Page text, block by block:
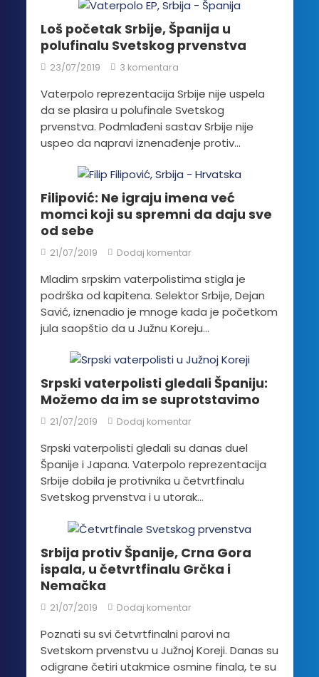
Loš početak Srbije, Španija u
polufinalu Svetskog prvenstva
23/07/2019 3 komentara
Vaterpolo reprezentacija Srbije nije uspela
da se plasira u polufinale Svetskog
prvenstva. Podmlađeni sastav Srbije nije
uspeo da napravi iznenađenje protiv...
Filipović: Ne igraju imena već
momci koji su spremni da daju sve
od sebe
21/07/2019 Dodaj komentar
Mladim srpskim vaterpolistima stigla je
podrška od kapitena. Selektor Srbije, Dejan
Savić, iznenadio je mnoge kada je početkom
jula saopštio da u Južnu Koreju...
Srpski vaterpolisti gledali Španiju:
Možemo da im se suprotstavimo
21/07/2019 Dodaj komentar
Srpski vaterpolisti gledali su danas duel
Španije i Japana. Vaterpolo reprezentacija
Srbije dobila je protivnika u četvrtfinalu
Svetskog prvenstva i u utorak...
Srbija protiv Španije, Crna Gora
ispala, u četvrtfinalu Grčka i
Nemačka
21/07/2019 Dodaj komentar
Poznati su svi četvrtfinalni parovi na
Svetskom prvenstvu u Južnoj Koreji. Danas su
odigrane četiri utakmice osmine finala, te su